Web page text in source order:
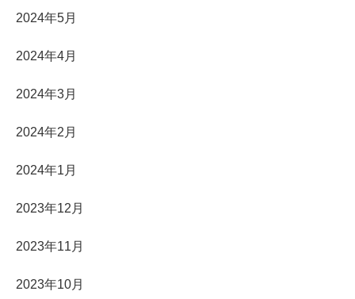
2024年5月
2024年4月
2024年3月
2024年2月
2024年1月
2023年12月
2023年11月
2023年10月